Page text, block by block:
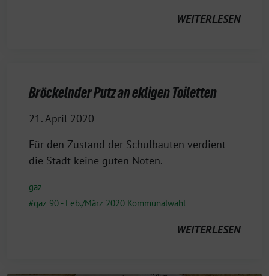
WEITERLESEN
Bröckelnder Putz an ekligen Toiletten
21. April 2020
Für den Zustand der Schulbauten verdient
die Stadt keine guten Noten.
gaz
gaz 90 - Feb./März 2020 Kommunalwahl
WEITERLESEN